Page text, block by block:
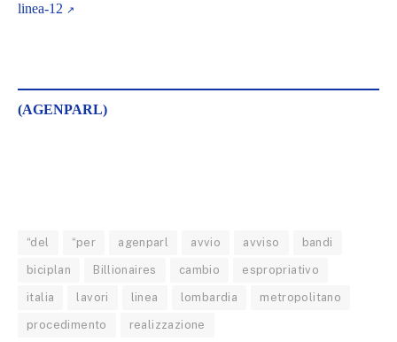
linea-12
(AGENPARL)
“del “per agenparl avvio avviso bandi
biciplan Billionaires cambio espropriativo
italia lavori linea lombardia metropolitano
procedimento realizzazione